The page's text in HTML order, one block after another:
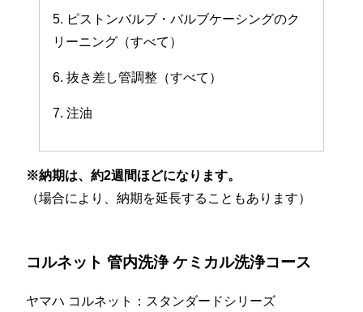
5. ピストンバルブ・バルブケーシングのク
リーニング（すべて）
6. 抜き差し管調整（すべて）
7. 注油
※納期は、約2週間ほどになります。
（場合により、納期を延長することもあります）
コルネット 管内洗浄 ケミカル洗浄コース
ヤマハ コルネット：スタンダードシリーズ